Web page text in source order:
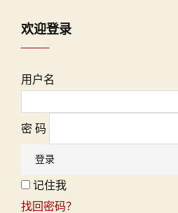
欢迎登录
用户名
密 码
记住我
找回密码？